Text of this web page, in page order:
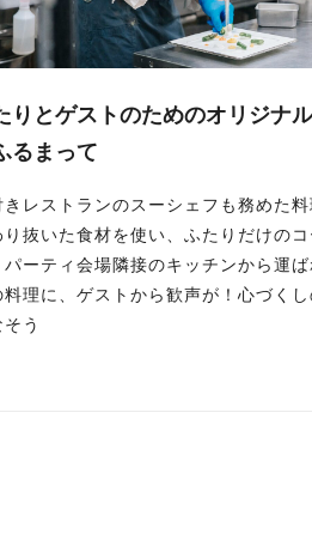
りとゲストのためのオリジナ
るまって
きレストランのスーシェフも務めた料
り抜いた食材を使い、ふたりだけの
パーティ会場隣接のキッチンから運
料理に、ゲストから歓声が！心づくし
う